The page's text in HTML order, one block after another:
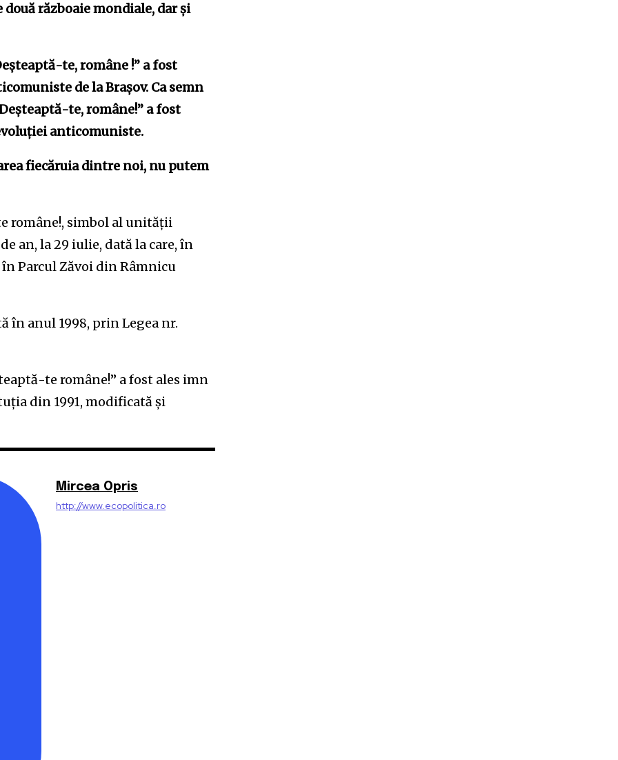
războaie mondiale, dar și
te, române !” a fost
de la Braşov. Ca semn
te, române!” a fost
anticomuniste.
fiecăruia dintre noi, nu putem
române!, simbol al unităţii
an, la 29 iulie, dată la care, în
Parcul Zăvoi din Râmnicu
anul 1998, prin Legea nr.
te române!” a fost ales imn
din 1991, modificată şi
Mircea Opris
http://www.ecopolitica.ro